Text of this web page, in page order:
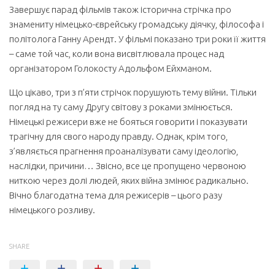
Завершує парад фільмів також історична стрічка про
знамениту німецько-єврейську громадську діячку, філософа і
політолога Ганну Арендт. У фільмі показано три роки її життя
– саме той час, коли вона висвітлювала процес над
організатором Голокосту Адольфом Ейхманом.
Що цікаво, три з п’яти стрічок порушують тему війни. Тільки
погляд на ту саму Другу світову з роками змінюється.
Німецькі режисери вже не бояться говорити і показувати
трагічну для свого народу правду. Однак, крім того,
з’являється прагнення проаналізувати саму ідеологію,
наслідки, причини… Звісно, все це пропущено червоною
ниткою через долі людей, яких війна змінює радикально.
Вічно благодатна тема для режисерів – цього разу
німецького розливу.
SHARE